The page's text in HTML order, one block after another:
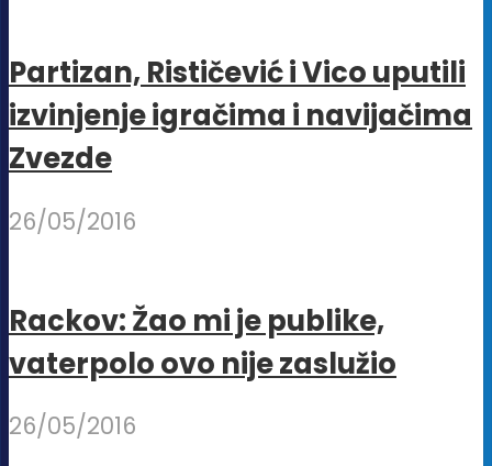
Partizan, Rističević i Vico uputili
izvinjenje igračima i navijačima
Zvezde
26/05/2016
Rackov: Žao mi je publike,
vaterpolo ovo nije zaslužio
26/05/2016